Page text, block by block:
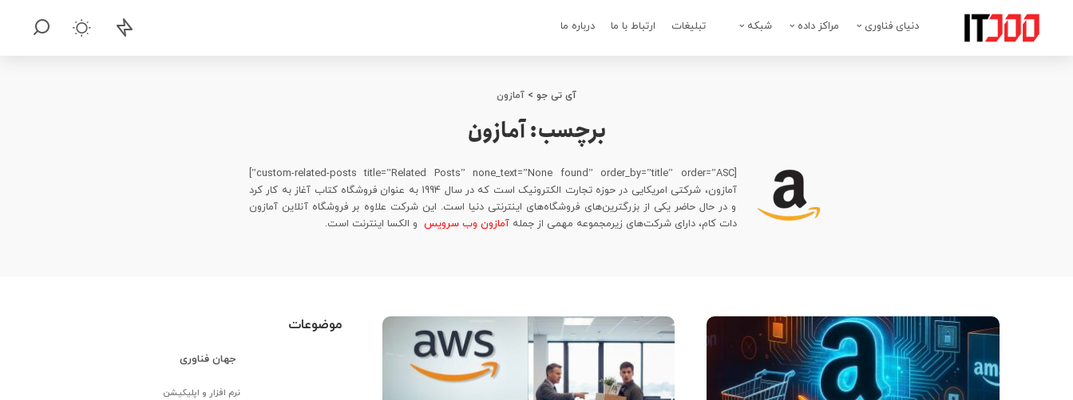
دنیای فناوری مراکز داده شبکه تبلیغات ارتباط با ما درباره ما
آی تی جو > آمازون
برچسب:آمازون
[custom-related-posts title=”Related Posts” none_text=”None found” order_by=”title” order=”ASC”]
آمازون، شرکتی امریکایی در حوزه تجارت الکترونیک است که در سال 1994 به عنوان فروشگاه کتاب آغاز به کار کرد
و در حال حاضر یکی از بزرگترین‌های فروشگاه‌های اینترنتی دنیا است. این شرکت علاوه بر فروشگاه آنلاین آمازون
دات کام، دارای شرکت‌های زیرمجموعه مهمی از جملهآمازون وب سرویس و الکسا اینترنت است.
موضوعات
جهان فناوری
نرم افزار و اپلیکیشن